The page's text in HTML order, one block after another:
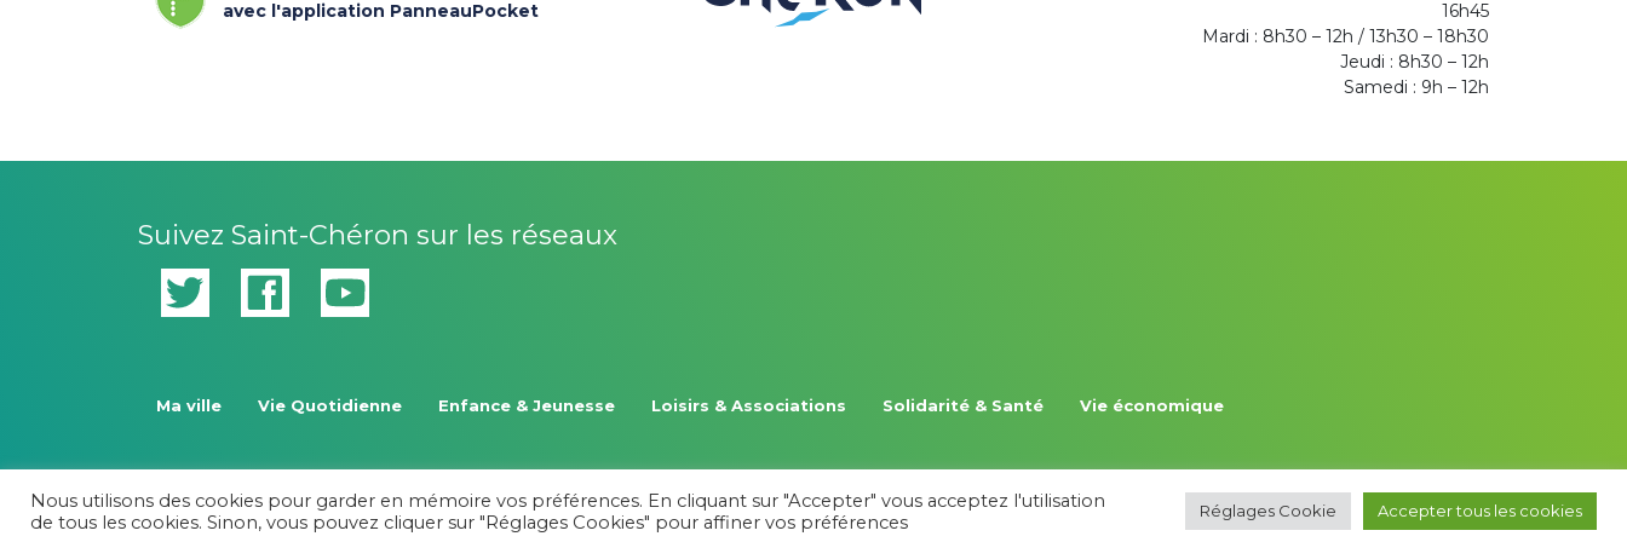
avec l'application PanneauPocket
16h45
Mardi : 8h30 – 12h / 13h30 – 18h30
Jeudi : 8h30 – 12h
Samedi : 9h – 12h
Suivez Saint-Chéron sur les réseaux
Ma ville Vie Quotidienne Enfance & Jeunesse Loisirs & Associations Solidarité & Santé Vie économique
Plan du site- Politique de confidentialité
© 2026 Saint-Chéron -Mentions légales
Kroox | Marketing, Creative & Digital
Nous utilisons des cookies pour garder en mémoire vos préférences. En cliquant sur "Accepter" vous acceptez l'utilisation
de tous les cookies. Sinon, vous pouvez cliquer sur "Réglages Cookies" pour affiner vos préférences
Réglages Cookie Accepter tous les cookies